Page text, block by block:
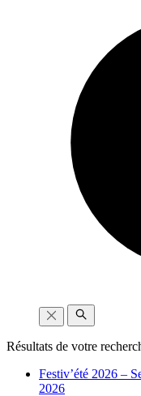
Résultats de votre
Festiv’été 2026 –
2026